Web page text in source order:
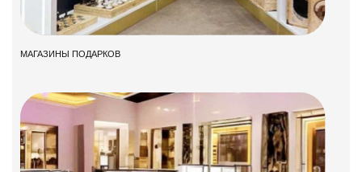
МАГАЗИНЫ ПОДАРКОВ